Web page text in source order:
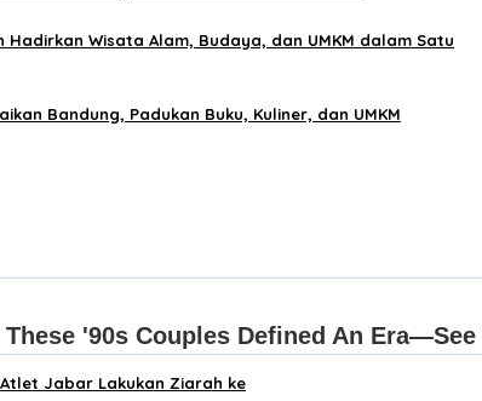
Hadirkan Wisata Alam, Budaya, dan UMKM dalam Satu
Bandung, Padukan Buku, Kuliner, dan UMKM
Jabar Lakukan Ziarah ke